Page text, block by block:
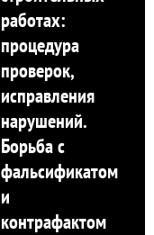
работах:
процедура
проверок,
исправления
нарушений.
Борьба с
фальсификатом
и
контрафактом